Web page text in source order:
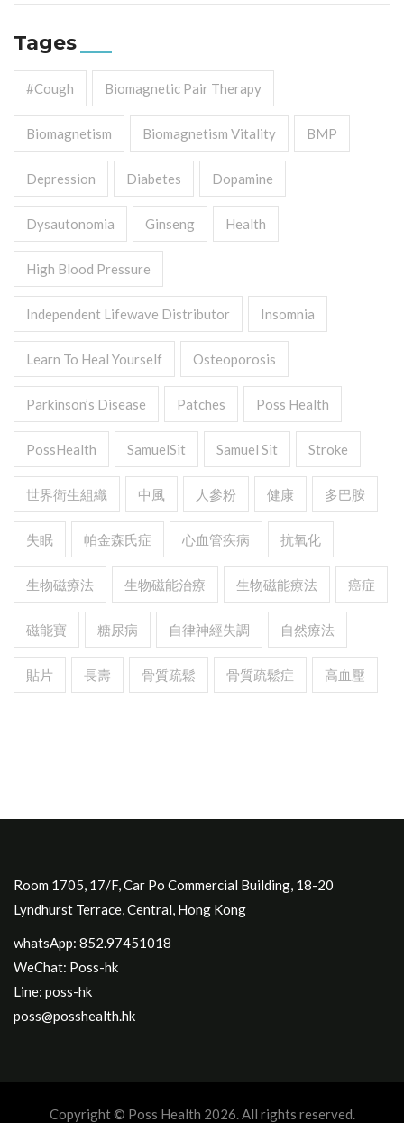
Tages
#cough Biomagnetic Pair Therapy
Biomagnetism Biomagnetism Vitality BMP
Depression Diabetes Dopamine
Dysautonomia Ginseng Health
High Blood Pressure
Independent Lifewave Distributor Insomnia
Learn To Heal Yourself Osteoporosis
Parkinson’s Disease Patches Poss Health
PossHealth SamuelSit Samuel Sit Stroke
世界衛生組織 中風 人參粉 健康 多巴胺
失眠 帕金森氏症 心血管疾病 抗氧化
生物磁療法 生物磁能治療 生物磁能療法 癌症
磁能寶 糖尿病 自律神經失調 自然療法
貼片 長壽 骨質疏鬆 骨質疏鬆症 高血壓
Room 1705, 17/F, Car Po Commercial Building, 18-20
Lyndhurst Terrace, Central, Hong Kong
whatsApp: 852.97451018
WeChat: Poss-hk
Line: poss-hk
poss@posshealth.hk
Copyright © Poss Health 2026. All rights reserved.